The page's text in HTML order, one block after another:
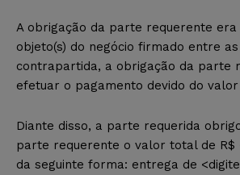
A obrigação da parte requerente era
objeto(s) do negócio firmado entre
contrapartida, a obrigação da parte
efetuar o pagamento devido do valor
Diante disso, a parte requerida
parte requerente o valor total de R$
da seguinte forma: entrega de